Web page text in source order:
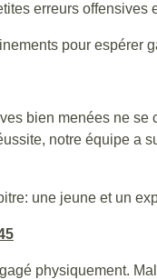
erreurs
pour espérer
bien menées ne
notre équipe
une jeune et un
physiquement.